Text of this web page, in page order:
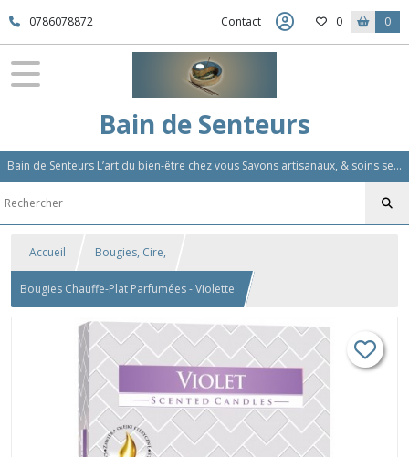
0786078872 Contact 0 0
Bain de Senteurs
Bain de Senteurs L’art du bien-être chez vous Savons artisanaux, & soins sensoriels, Aromathérapie et Parfums d'Ambiance,Soin Des Cheveux
Accueil Bougies, Cire,
Bougies Chauffe-Plat Parfumées - Violette